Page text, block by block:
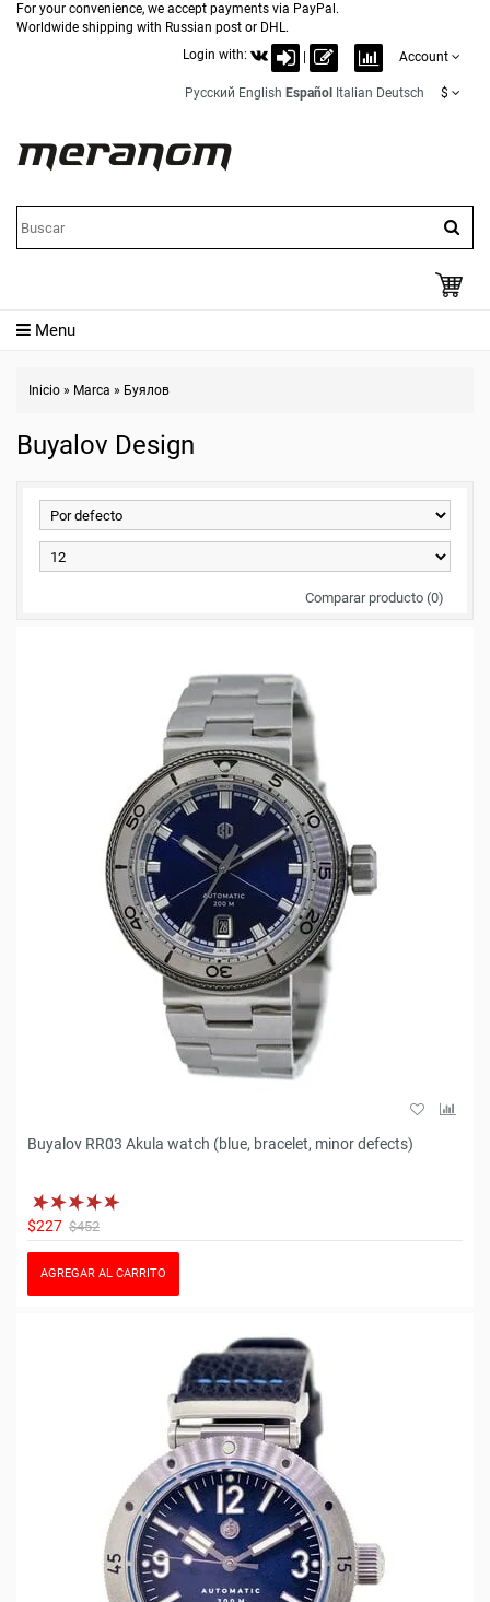
For your convenience, we accept payments via PayPal.
Worldwide shipping with Russian post or DHL.
Login with:
Account
Русский English Español Italian Deutsch $
Menu
Inicio » Marca » Буялов
Buyalov Design
Comparar producto (0)
Buyalov RR03 Akula watch (blue, bracelet, minor defects)
$227 $452
AGREGAR AL CARRITO